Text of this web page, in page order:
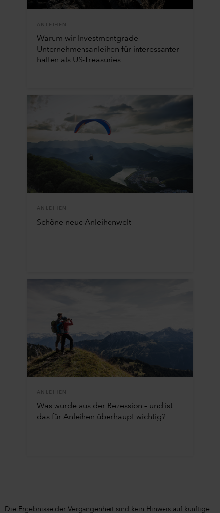
ANLEIHEN
Warum wir Investmentgrade-
Unternehmensanleihen für interessanter
halten als US-Treasuries
ANLEIHEN
Schöne neue Anleihenwelt
ANLEIHEN
Was wurde aus der Rezession – und ist
das für Anleihen überhaupt wichtig?
Die Ergebnisse der Vergangenheit sind kein Hinweis auf künftige